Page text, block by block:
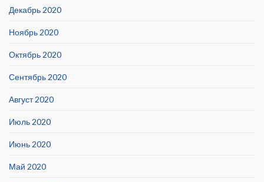
Декабрь 2020
Ноябрь 2020
Октябрь 2020
Сентябрь 2020
Август 2020
Июль 2020
Июнь 2020
Май 2020